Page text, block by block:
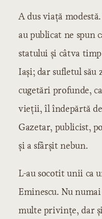
A dus viaţă
au publicat ne spun
statului şi câtva
Iaşi; dar sufletul său
cugetări profunde,
vieţii, îl îndepărtă
Gazetar, publicist,
şi a sfârşit nebun.
L-au socotit unii ca
Eminescu. Nu
multe privinţe, dar